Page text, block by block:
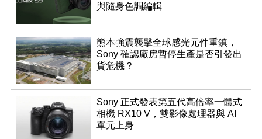
與隨身色調編輯
熊本強震襲擊全球感光元件重鎮，
Sony 確認廠房暫停生產是否引發出
貨危機？
Sony 正式發表第五代高倍率一體式
相機 RX10 V，雙影像處理器與 AI
單元上身